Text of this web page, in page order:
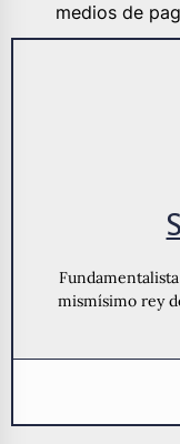
medios de
mismísimo rey